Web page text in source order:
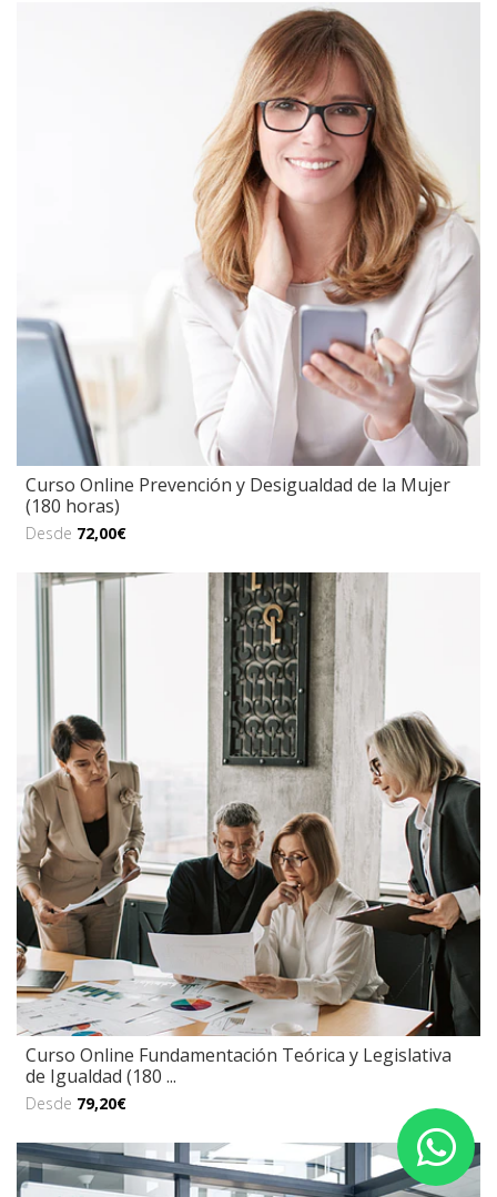
Curso Online Prevención y Desigualdad de la Mujer
(180 horas)
Desde 72,00€
Curso Online Fundamentación Teórica y Legislativa
de Igualdad (180 ...
Desde 79,20€